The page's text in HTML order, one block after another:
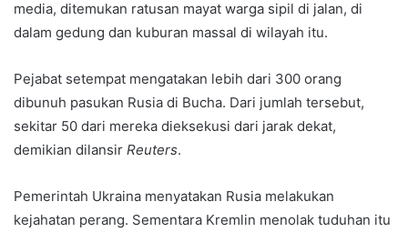
media, ditemukan ratusan mayat warga sipil di jalan, di
dalam gedung dan kuburan massal di wilayah itu.
Pejabat setempat mengatakan lebih dari 300 orang
dibunuh pasukan Rusia di Bucha. Dari jumlah tersebut,
sekitar 50 dari mereka dieksekusi dari jarak dekat,
demikian dilansir Reuters.
Pemerintah Ukraina menyatakan Rusia melakukan
kejahatan perang. Sementara Kremlin menolak tuduhan itu